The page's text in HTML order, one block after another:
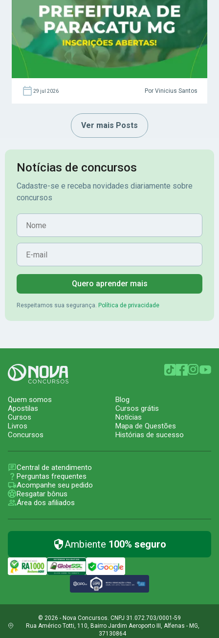
29 jul 2026 Por Vinicius Santos
Ver mais Posts
Notícias de concursos
Cadastre-se e receba novidades diariamente sobre
concursos
Nome
E-mail
Quero aprender mais
Respeitamos sua segurança. Política de privacidade
Quem somos
Apostilas
Cursos
Livros
Concursos
Blog
Cursos grátis
Notícias
Mapa de Questões
Histórias de sucesso
Central de atendimento
Perguntas frequentes
Acompanhe seu pedido
Resgatar bônus
Área dos afiliados
Ambiente 100% seguro
© 2026 - Nova Concursos. CNPJ 31.072.703/0001-59
Rua Américo Totti, 110, Bairro Jardim Aeroporto III, Alfenas - MG,
37130864